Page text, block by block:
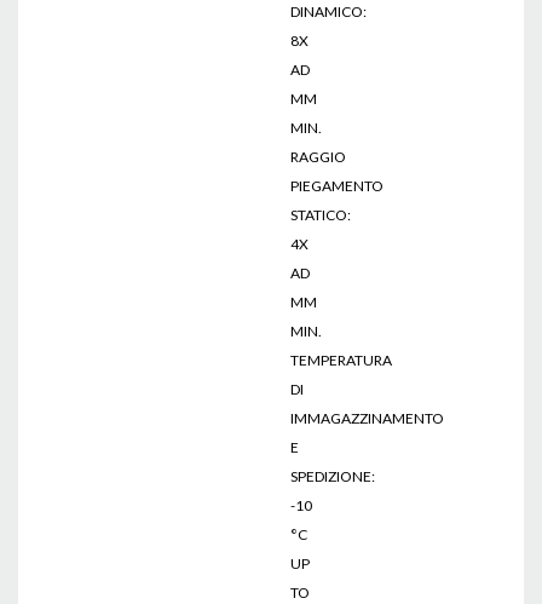
DINAMICO:
8X
AD
MM
MIN.
RAGGIO
PIEGAMENTO
STATICO:
4X
AD
MM
MIN.
TEMPERATURA
DI
IMMAGAZZINAMENTO
E
SPEDIZIONE:
-10
°C
UP
TO